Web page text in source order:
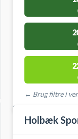
← Brug filtre i
STEDER MED
Holbæk